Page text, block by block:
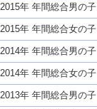
2015年 年間総合男の子
2015年 年間総合女の子
2014年 年間総合男の子
2014年 年間総合女の子
2013年 年間総合男の子